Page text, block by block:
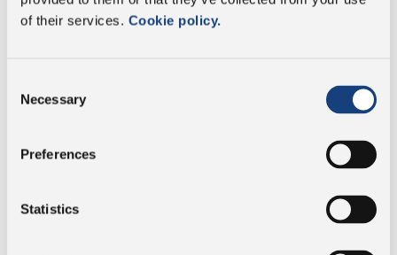
of their services. Cookie policy.
Selection
Necessary
Preferences
Statistics
davon gesättigte
Salz